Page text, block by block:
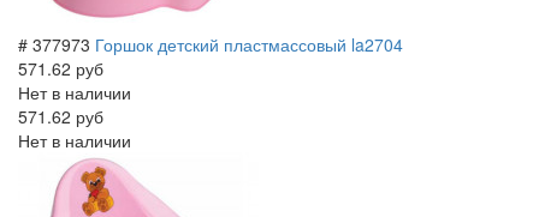
# 377973 Горшок детский пластмассовый la2704
571.62 руб
Нет в наличии
571.62 руб
Нет в наличии